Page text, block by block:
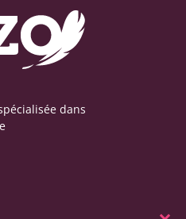
dans